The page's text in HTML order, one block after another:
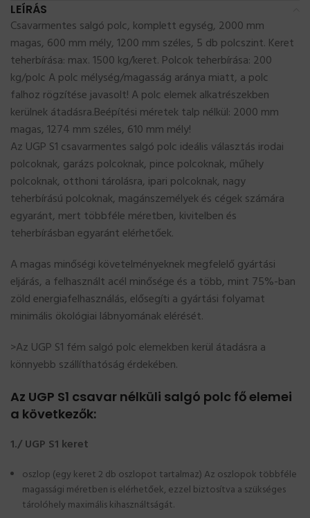
LEÍRÁS
Csavarmentes salgó polc, komplett egység, 2000 mm
magas, 600 mm mély, 1200 mm széles, 5 db polcszint. Keret
teherbírása: max. 1500 kg/keret. Polcok teherbírása: 200
kg/polc A polc mélység/magasság aránya miatt, a polc
falhoz rögzítése javasolt! A polc elemek alkatrészekben
kerülnek átadásra.Beépítési méretek talp nélkül: 2000 mm
magas, 1274 mm széles, 610 mm mély!
Az UGP S1 csavarmentes salgó polc ideális választás irodai
polcoknak, garázs polcoknak, pince polcoknak, műhely
polcoknak, otthoni tárolásra, ipari polcoknak, nagy
teherbírású polcoknak, magánszemélyek és cégek számára
egyaránt, mert többféle méretben, kivitelben és
teherbírásban egyaránt elérhetőek.
A magas minőségi követelményeknek megfelelő gyártási
eljárás, a felhasznált acél minősége és a több, mint 75%-ban
zöld energiafelhasználás, elősegíti a gyártási folyamat
minimális ökológiai lábnyomának elérését.
>Az UGP S1 fém salgó polc elemekben kerül átadásra a
könnyebb szállíthatóság érdekében.
Az UGP S1 csavar nélküli salgó polc fő elemei
a következők:
1./ UGP S1 keret
oszlop (egy keret 2 db oszlopot tartalmaz) Az oszlopok többféle
magassági méretben is elérhetőek, ezzel biztosítva a szükséges
tárolóhely maximális kihasználtságát.